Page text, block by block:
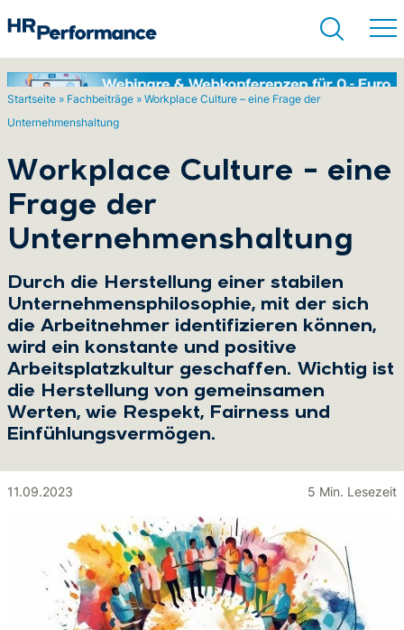
Startseite » Fachbeiträge » Workplace Culture – eine Frage der
Unternehmenshaltung
Workplace Culture – eine
Frage der
Unternehmenshaltung
Durch die Herstellung einer stabilen
Unternehmensphilosophie, mit der sich
die Arbeitnehmer identifizieren können,
wird ein konstante und positive
Arbeitsplatzkultur geschaffen. Wichtig ist
die Herstellung von gemeinsamen
Werten, wie Respekt, Fairness und
Einfühlungsvermögen.
11.09.2023 5 Min. Lesezeit